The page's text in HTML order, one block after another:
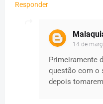
Responder
14 de
Primeiramente
questão com o
depois